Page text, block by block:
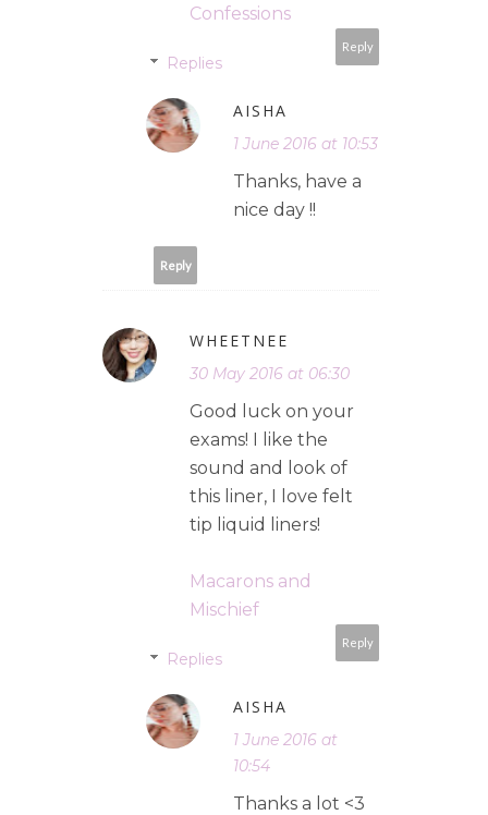
Confessions
Reply
Replies
AISHA
1 June 2016 at 10:53
Thanks, have a
nice day !!
Reply
WHEETNEE
30 May 2016 at 06:30
Good luck on your
exams! I like the
sound and look of
this liner, I love felt
tip liquid liners!
Macarons and
Mischief
Reply
Replies
AISHA
1 June 2016 at
10:54
Thanks a lot <3